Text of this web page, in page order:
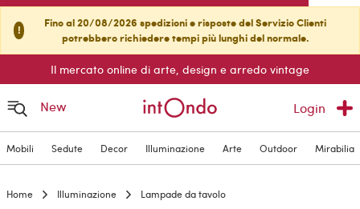
!
Fino al 20/08/2026 spedizioni e risposte del Servizio Clienti
potrebbero richiedere tempi più lunghi del normale.
Il mercato online di arte, design e arredo vintage
New Login
Mobili Sedute Decor Illuminazione Arte Outdoor Mirabilia
Home Illuminazione Lampade da tavolo